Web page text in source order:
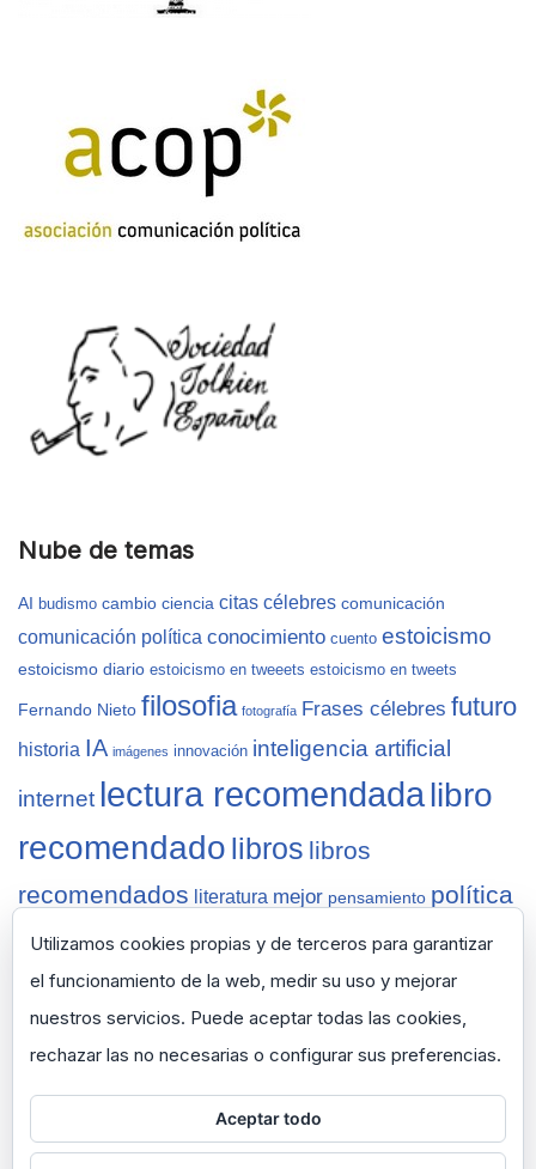
Nube de temas
AI budismo cambio ciencia citas célebres comunicación
comunicación política conocimiento cuento estoicismo
estoicismo diario estoicismo en tweeets estoicismo en tweets
Fernando Nieto filosofia fotografía Frases célebres futuro
historia IA imágenes innovación inteligencia artificial
internet lectura recomendadalibro
recomendado libros libros
recomendados literatura mejor pensamiento política
recomendaciones reflexiones sabiduría
Salamanca
sapiens
selección semana tecnología ted
Utilizamos cookies propias y de terceros para garantizar
el funcionamiento de la web, medir su uso y mejorar
nuestros servicios. Puede aceptar todas las cookies,
rechazar las no necesarias o configurar sus preferencias.
Aceptar todo